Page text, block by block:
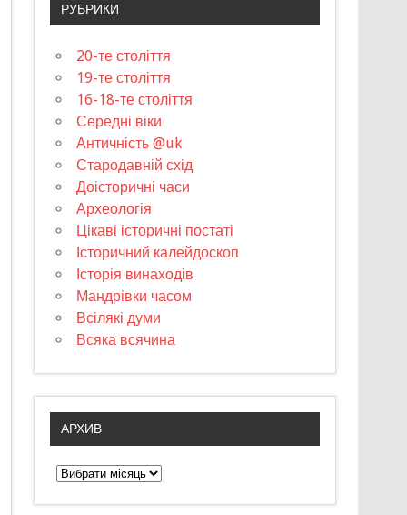
РУБРИКИ
20-те століття
19-те століття
16-18-те століття
Середні віки
Античність @uk
Стародавній схід
Доісторичні часи
Археологія
Цікаві історичні постаті
Історичний калейдоскоп
Історія винаходів
Мандрівки часом
Всілякі думи
Всяка всячина
АРХИВ
А
р
х